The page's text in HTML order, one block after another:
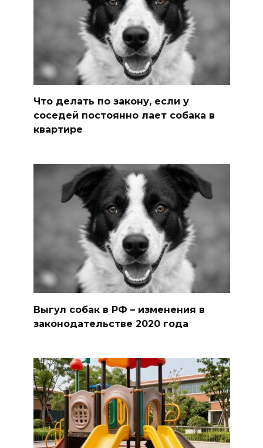
Что делать по закону, если у
соседей постоянно лает собака в
квартире
Выгул собак в РФ – изменения в
законодательстве 2020 года